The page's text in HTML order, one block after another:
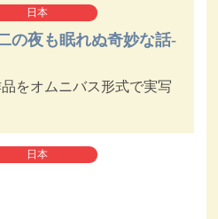
日本
の夜も眠れぬ奇妙な話-
をオムニバス形式で実写
日本